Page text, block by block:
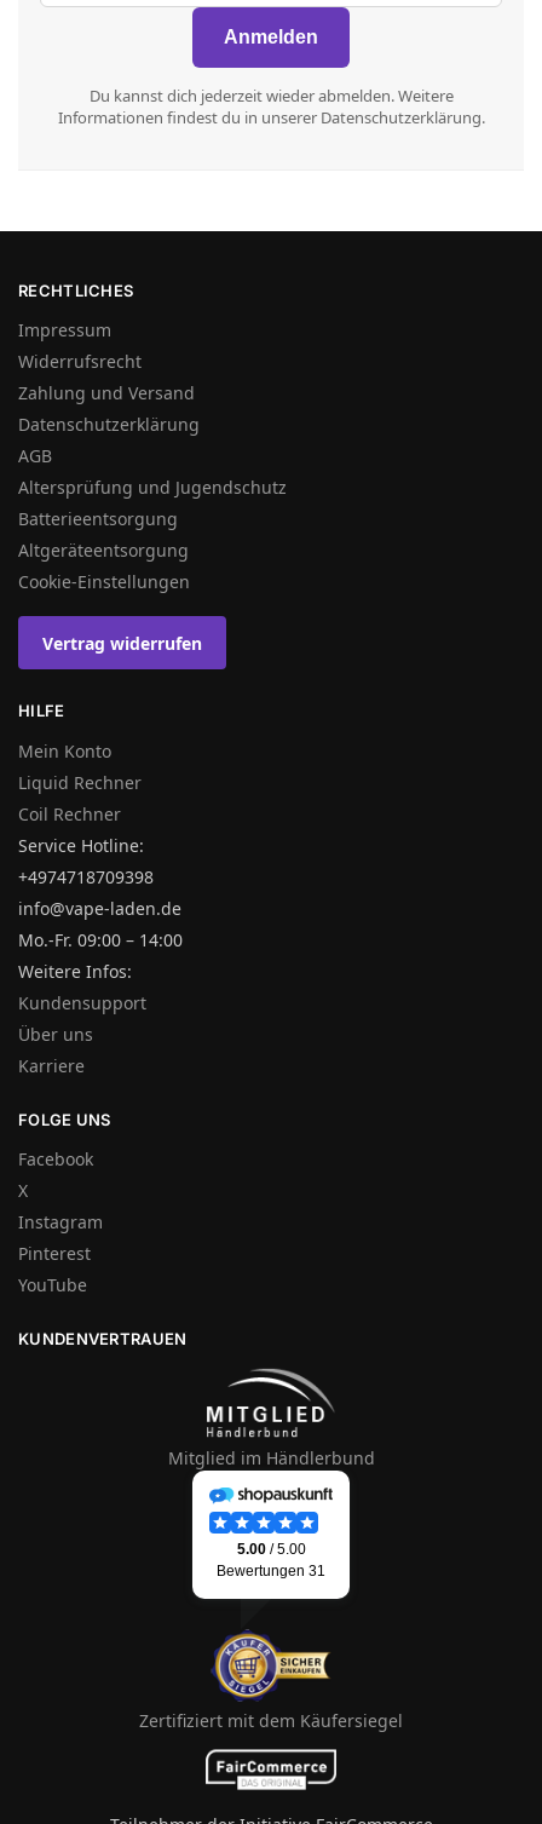
Du kannst dich jederzeit wieder abmelden. Weitere
Informationen findest du in unserer Datenschutzerklärung.
RECHTLICHES
Impressum
Widerrufsrecht
Zahlung und Versand
Datenschutzerklärung
AGB
Altersprüfung und Jugendschutz
Batterieentsorgung
Altgeräteentsorgung
Cookie-Einstellungen
Vertrag widerrufen
HILFE
Mein Konto
Liquid Rechner
Coil Rechner
Service Hotline:
+4974718709398
info@vape-laden.de
Mo.-Fr. 09:00 – 14:00
Weitere Infos:
Kundensupport
Über uns
Karriere
FOLGE UNS
Facebook
X
Instagram
Pinterest
YouTube
KUNDENVERTRAUEN
Mitglied im Händlerbund
Zertifiziert mit dem Käufersiegel